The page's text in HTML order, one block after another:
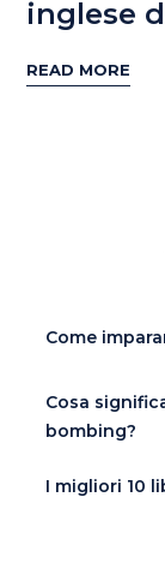
inglese
READ MORE
Come
Cosa
bombing?
I migliori 10